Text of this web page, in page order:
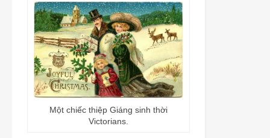
Một chiếc thiệp Giáng sinh thời
Victorians.